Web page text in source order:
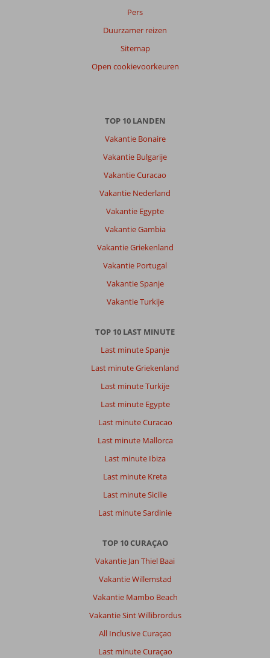
Pers
Duurzamer reizen
Sitemap
Open cookievoorkeuren
TOP 10 LANDEN
Vakantie Bonaire
Vakantie Bulgarije
Vakantie Curacao
Vakantie Nederland
Vakantie Egypte
Vakantie Gambia
Vakantie Griekenland
Vakantie Portugal
Vakantie Spanje
Vakantie Turkije
TOP 10 LAST MINUTE
Last minute Spanje
Last minute Griekenland
Last minute Turkije
Last minute Egypte
Last minute Curacao
Last minute Mallorca
Last minute Ibiza
Last minute Kreta
Last minute Sicilie
Last minute Sardinie
TOP 10 CURAÇAO
Vakantie Jan Thiel Baai
Vakantie Willemstad
Vakantie Mambo Beach
Vakantie Sint Willibrordus
All Inclusive Curaçao
Last minute Curaçao